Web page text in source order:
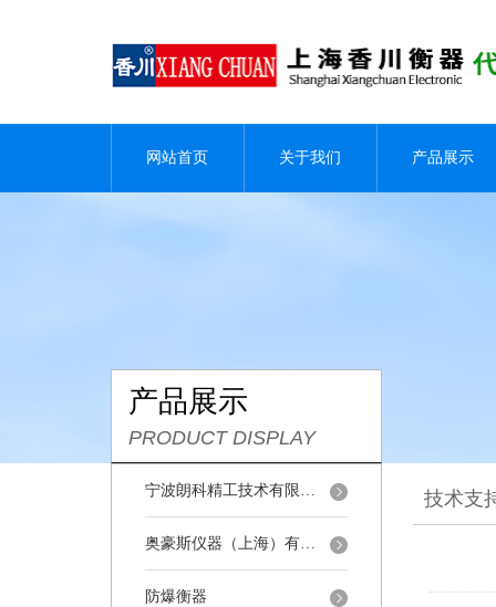
网站首页 关于我们 产品展示
产品展示
PRODUCT DISPLAY
宁波朗科精工技术有限公司
奥豪斯仪器（上海）有限公司
防爆衡器
技术支